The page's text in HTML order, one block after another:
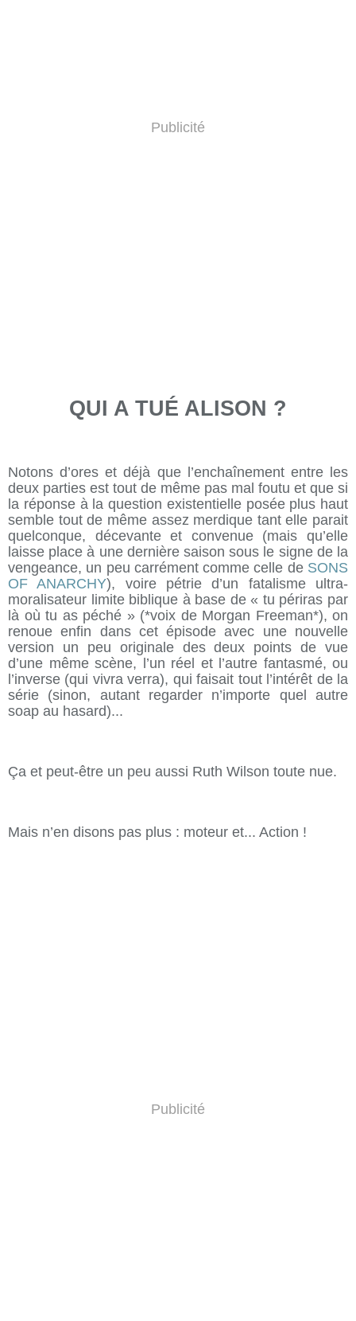
Publicité
QUI A TUÉ ALISON ?
Notons d’ores et déjà que l’enchaînement entre les
deux parties est tout de même pas mal foutu et que si
la réponse à la question existentielle posée plus haut
semble tout de même assez merdique tant elle parait
quelconque, décevante et convenue (mais qu’elle
laisse place à une dernière saison sous le signe de la
vengeance, un peu carrément comme celle de SONS
OF ANARCHY), voire pétrie d’un fatalisme ultra-
moralisateur limite biblique à base de « tu périras par
là où tu as péché » (*voix de Morgan Freeman*), on
renoue enfin dans cet épisode avec une nouvelle
version un peu originale des deux points de vue
d’une même scène, l’un réel et l’autre fantasmé, ou
l’inverse (qui vivra verra), qui faisait tout l’intérêt de la
série (sinon, autant regarder n’importe quel autre
soap au hasard)...
Ça et peut-être un peu aussi Ruth Wilson toute nue.
Mais n’en disons pas plus : moteur et... Action !
Publicité